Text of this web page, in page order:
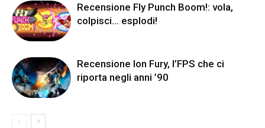
Recensione Fly Punch Boom!: vola,
colpisci… esplodi!
Recensione Ion Fury, l’FPS che ci
riporta negli anni ’90